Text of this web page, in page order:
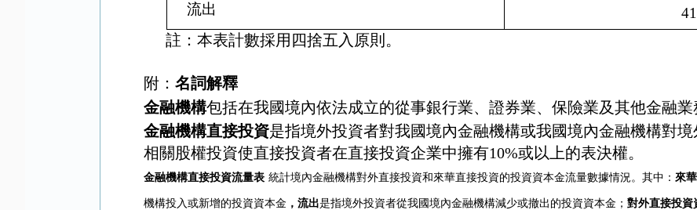
流出
註：本表計數採用四捨五入原則。
附： 名詞解釋
金融機構包括在我國境內依法成立的從事銀行業、證券業、保險業及其他金融業
金融機構直接投資是指境外投資者對我國境內金融機構或我國境內金融機構對
相關股權投資使直接投資者在直接投資企業中擁有10%或以上的表決權。
金融機構直接投資流量表 統計境內金融機構對外直接投資和來華直接投資的投資資本金流量數據情況。其中： 來
機構投入或新增的投資資本金 ，流出是指境外投資者從我國境內金融機構減少或撤出的投資資本金； 對外直接投資